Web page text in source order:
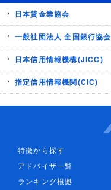
日本貸金業協会
一般社団法人 全国銀行協会
日本信用情報機構(JICC)
指定信用情報機関(CIC)
特徴から探す
アドバイザ一覧
ランキング根拠